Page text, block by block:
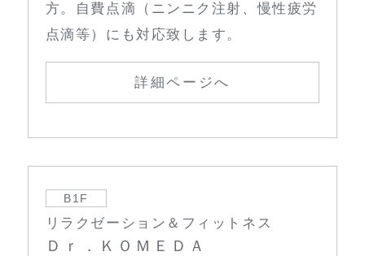
方。自費点滴（ニンニク注射、慢性疲労
点滴等）にも対応致します。
詳細ページへ
B1F
リラクゼーション＆フィットネス
Ｄｒ．ＫＯＭＥＤＡ